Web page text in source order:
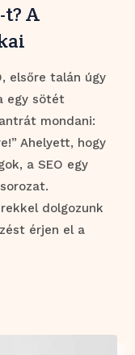
A
elsőre talán úgy
egy sötét
mondani:
Ahelyett, hogy
a SEO egy
dolgozunk
érjen el a